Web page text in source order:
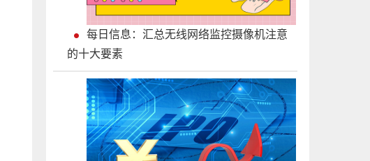
每日信息：汇总无线网络监控摄像机注意
的十大要素